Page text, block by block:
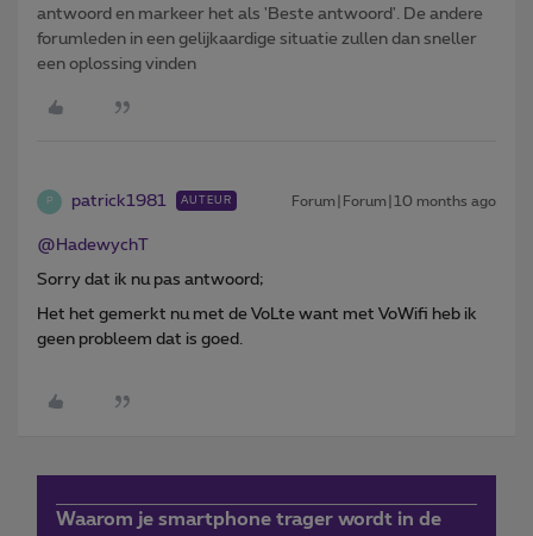
antwoord en markeer het als 'Beste antwoord'. De andere
forumleden in een gelijkaardige situatie zullen dan sneller
een oplossing vinden
P patrick1981 AUTEUR Forum|Forum|10 months ago
@HadewychT
Sorry dat ik nu pas antwoord;
Het het gemerkt nu met de VoLte want met VoWifi heb ik
geen probleem dat is goed.
Waarom je smartphone trager wordt in de